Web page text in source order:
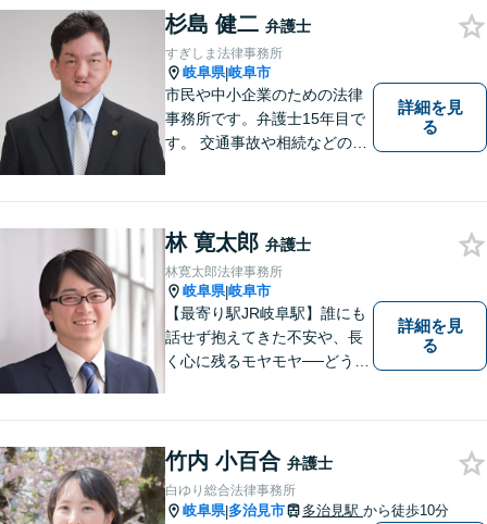
杉島 健二 弁護士
すぎしま法律事務所
岐阜県|岐阜市
市民や中小企業のための法律
事務所です。弁護士15年目で
す。 交通事故や相続などの相
ました。特に交通事故では多
くの後遺障害事故や死亡事故
を解決してきました。
詳細を見
る
林 寛太郎 弁護士
林寛太郎法律事務所
岐阜県|岐阜市
【最寄り駅JR岐阜駅】誰にも
話せず抱えてきた不安や、長
く心に残るモヤモヤ──どうぞ
一緒に見つけていきます。
【丁寧なヒアリング】【地域
密着型の法律事務所】
詳細を見
る
竹内 小百合 弁護士
白ゆり総合法律事務所
岐阜県|多治見市 多治見駅 から徒歩10分